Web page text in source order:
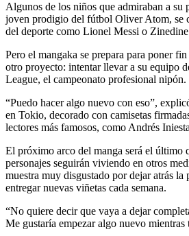
Algunos de los niños que admiraban a su
joven prodigio del fútbol Oliver Atom, se
del deporte como Lionel Messi o
Pero el mangaka se prepara para poner
otro proyecto: intentar llevar a su equipo
League, el campeonato profesional nipón.
“Puedo hacer algo nuevo con eso”,
en Tokio, decorado con camisetas
lectores más famosos, como Andrés
El próximo arco del manga será el último
personajes seguirán viviendo en otros
muestra muy disgustado por dejar atrás la
entregar nuevas viñetas cada semana.
“No quiere decir que vaya a dejar
Me gustaría empezar algo nuevo mientras